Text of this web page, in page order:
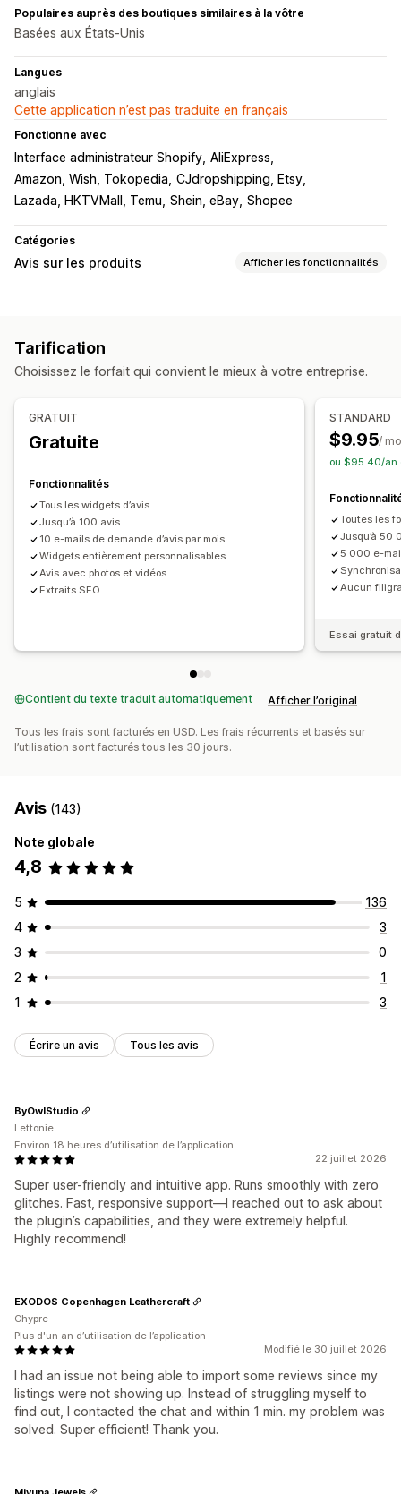
Populaires auprès des boutiques similaires à la vôtre
Basées aux États-Unis
Langues
anglais
Cette application n’est pas traduite en français
Fonctionne avec
Interface administrateur Shopify AliExpress
Amazon, Wish, Tokopedia CJdropshipping, Etsy
Lazada, HKTVMall, Temu Shein, eBay Shopee
Catégories
Avis sur les produits Afficher les fonctionnalités
Badges Carrousels
Page contenant tous les avis Caractéristiques des avis
Tarification
Choisissez le forfait qui convient le mieux à votre entreprise.
GRATUIT
Gratuite
Fonctionnalités
Tous les widgets d’avis
Jusqu’à 100 avis
10 e-mails de demande d’avis par mois
Widgets entièrement personnalisables
Avis avec photos et vidéos
Extraits SEO
STANDARD
$9.95/
ou $95.40/an
Toutes les
Jusqu’à 50
5 000 e-
Aucun
Essai gratuit
Contient du texte traduit automatiquement Afficher l’original
Tous les frais sont facturés en USD. Les frais récurrents et basés sur
l’utilisation sont facturés tous les 30 jours.
Avis (143)
Note globale
4,8
5
136
4
3
3
0
2
1
1
3
Écrire un avis Tous les avis
22 juillet 2026
Super user-friendly and intuitive app. Runs smoothly with zero
glitches. Fast, responsive support—I reached out to ask about
the plugin’s capabilities, and they were extremely helpful.
Highly recommend!
ByOwlStudio
Lettonie
Environ 18 heures d’utilisation de l’application
Modifié le 30 juillet 2026
I had an issue not being able to import some reviews since my
listings were not showing up. Instead of struggling myself to
find out, I contacted the chat and within 1 min. my problem was
solved. Super efficient! Thank you.
EXODOS Copenhagen Leathercraft
Chypre
Plus d'un an d’utilisation de l’application